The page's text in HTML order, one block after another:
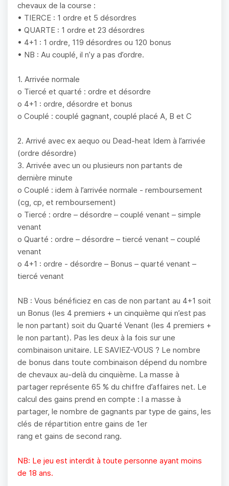
chevaux de la course :
• TIERCE : 1 ordre et 5 désordres
• QUARTE : 1 ordre et 23 désordres
• 4+1 : 1 ordre, 119 désordres ou 120 bonus
• NB : Au couplé, il n’y a pas d’ordre.
1. Arrivée normale
o Tiercé et quarté : ordre et désordre
o 4+1 : ordre, désordre et bonus
o Couplé : couplé gagnant, couplé placé A, B et C
2. Arrivé avec ex aequo ou Dead-heat Idem à l’arrivée
(ordre désordre)
3. Arrivée avec un ou plusieurs non partants de
dernière minute
o Couplé : idem à l’arrivée normale - remboursement
(cg, cp, et remboursement)
o Tiercé : ordre – désordre – couplé venant – simple
venant
o Quarté : ordre – désordre – tiercé venant – couplé
venant
o 4+1 : ordre - désordre – Bonus – quarté venant –
tiercé venant
NB : Vous bénéficiez en cas de non partant au 4+1 soit
un Bonus (les 4 premiers + un cinquième qui n’est pas
le non partant) soit du Quarté Venant (les 4 premiers +
le non partant). Pas les deux à la fois sur une
combinaison unitaire. LE SAVIEZ-VOUS ? Le nombre
de bonus dans toute combinaison dépend du nombre
de chevaux au-delà du cinquième. La masse à
partager représente 65 % du chiffre d’affaires net. Le
calcul des gains prend en compte : l a masse à
partager, le nombre de gagnants par type de gains, les
clés de répartition entre gains de 1er
rang et gains de second rang.
NB: Le jeu est interdit à toute personne ayant moins
de 18 ans.